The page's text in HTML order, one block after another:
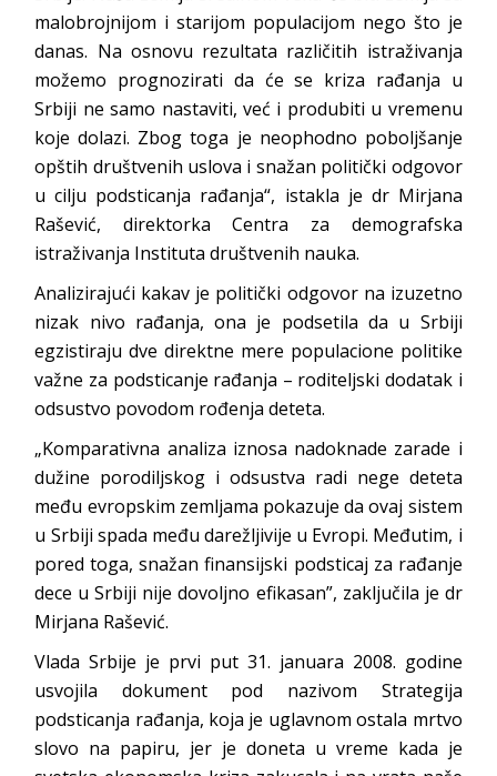
malobrojnijom i starijom populacijom nego što je
danas. Na osnovu rezultata različitih istraživanja
možemo prognozirati da će se kriza rađanja u
Srbiji ne samo nastaviti, već i produbiti u vremenu
koje dolazi. Zbog toga je neophodno poboljšanje
opštih društvenih uslova i snažan politički odgovor
u cilju podsticanja rađanja“, istakla je dr Mirjana
Rašević, direktorka Centra za demografska
istraživanja Instituta društvenih nauka.
Analizirajući kakav je politički odgovor na izuzetno
nizak nivo rađanja, ona je podsetila da u Srbiji
egzistiraju dve direktne mere populacione politike
važne za podsticanje rađanja – roditeljski dodatak i
odsustvo povodom rođenja deteta.
„Komparativna analiza iznosa nadoknade zarade i
dužine porodiljskog i odsustva radi nege deteta
među evropskim zemljama pokazuje da ovaj sistem
u Srbiji spada među darežljivije u Evropi. Međutim, i
pored toga, snažan finansijski podsticaj za rađanje
dece u Srbiji nije dovoljno efikasan”, zaključila je dr
Mirjana Rašević.
Vlada Srbije je prvi put 31. januara 2008. godine
usvojila dokument pod nazivom Strategija
podsticanja rađanja, koja je uglavnom ostala mrtvo
slovo na papiru, jer je doneta u vreme kada je